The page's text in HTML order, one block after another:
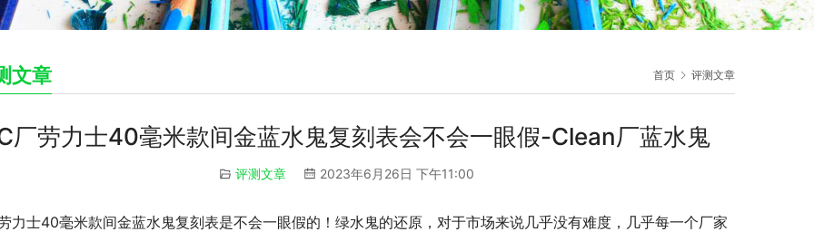
首页 评测文章
文章
厂劳力士40毫米款间金蓝水鬼复刻表会不会一眼假-Clean厂蓝水鬼
评测文章 2023年6月26日 下午11:00
力士40毫米款间金蓝水鬼复刻表是不会一眼假的！绿水鬼的还原，对于市场来说几乎没有难度，几乎每一个厂家